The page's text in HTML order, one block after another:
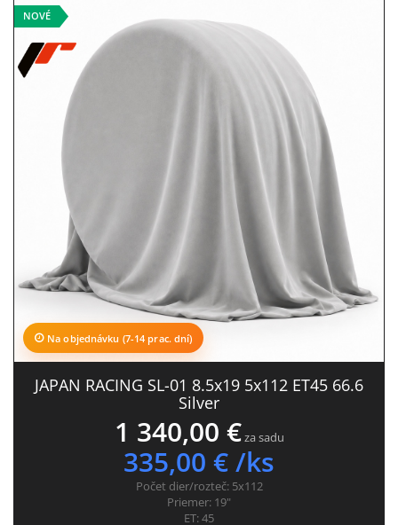
NOVÉ
Na objednávku (7-14 prac. dní)
JAPAN RACING SL-01 8.5x19 5x112 ET45 66.6
Silver
1 340,00 €za sadu
335,00 € /ks
Počet dier/rozteč: 5x112
Priemer: 19"
ET:45